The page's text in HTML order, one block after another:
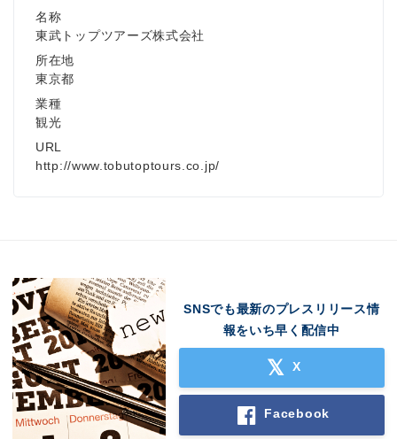
名称
東武トップツアーズ株式会社
所在地
東京都
業種
観光
URL
http://www.tobutoptours.co.jp/
SNSでも最新のプレスリリース情
報をいち早く配信中
X
Facebook